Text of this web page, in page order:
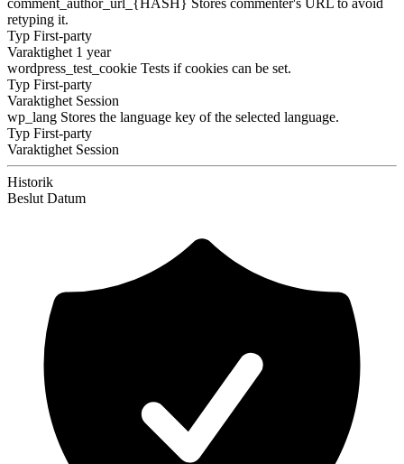
retyping it.
Typ First-party
Varaktighet 1 year
wordpress_test_cookie Tests if cookies can be set.
Typ First-party
Varaktighet Session
wp_lang Stores the language key of the selected language.
Typ First-party
Varaktighet Session
Historik
Beslut Datum